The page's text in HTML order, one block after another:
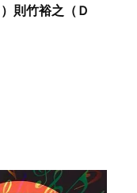
則竹裕之（Ｄ